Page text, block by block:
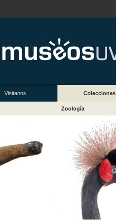
Visitanos Colecciones
Zoología